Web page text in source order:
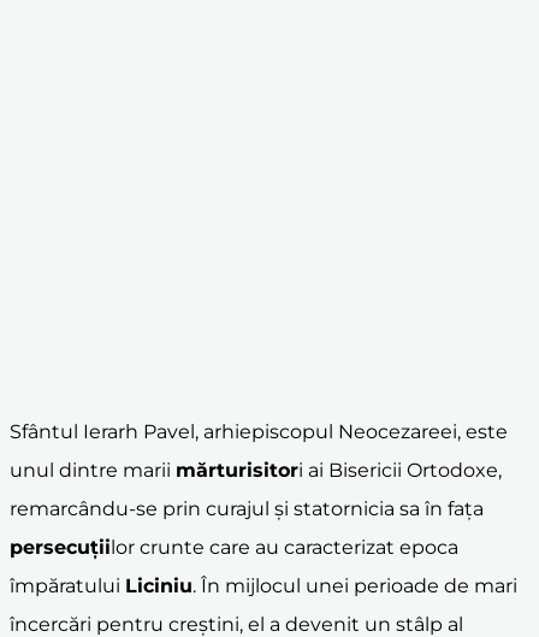
Sfântul Ierarh Pavel, arhiepiscopul Neocezareei, este
unul dintre marii mărturisitori ai Bisericii Ortodoxe,
remarcându-se prin curajul și statornicia sa în fața
persecuțiilor crunte care au caracterizat epoca
împăratului Liciniu. În mijlocul unei perioade de mari
încercări pentru creștini, el a devenit un stâlp al